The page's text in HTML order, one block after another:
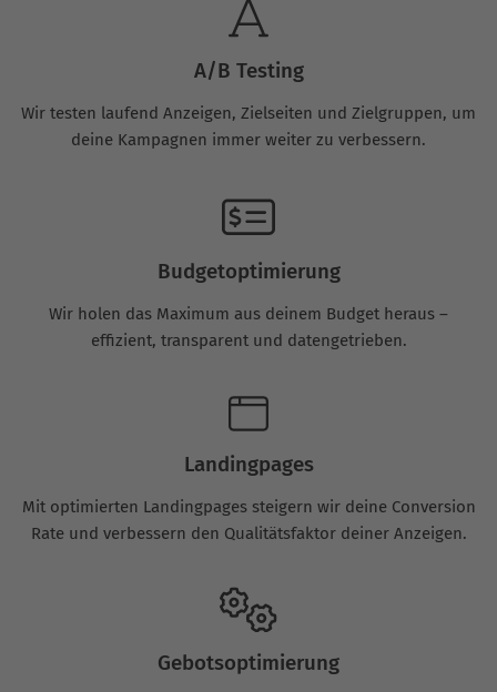
A/B Testing
Wir testen laufend Anzeigen, Zielseiten und Zielgruppen, um
deine Kampagnen immer weiter zu verbessern.
Budgetoptimierung
Wir holen das Maximum aus deinem Budget heraus –
effizient, transparent und datengetrieben.
Landingpages
Mit optimierten Landingpages steigern wir deine Conversion
Rate und verbessern den Qualitätsfaktor deiner Anzeigen.
Gebotsoptimierung